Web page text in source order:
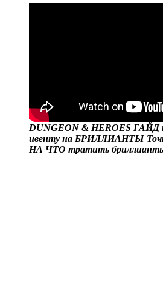
DUNGEON & HEROES
ивенту на БРИЛЛИАНТЫ
НА ЧТО тратить